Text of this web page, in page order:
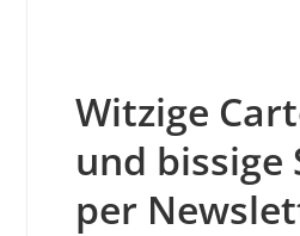
Witzige
und bissige
per